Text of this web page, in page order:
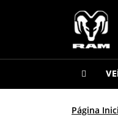
Página